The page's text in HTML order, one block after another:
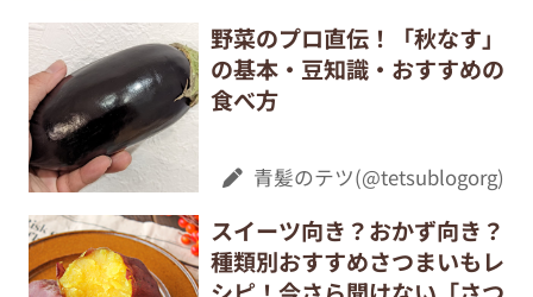
野菜のプロ直伝！「秋なす」
の基本・豆知識・おすすめの
食べ方
青髪のテツ(@tetsublogorg)
スイーツ向き？おかず向き？
種類別おすすめさつまいもレ